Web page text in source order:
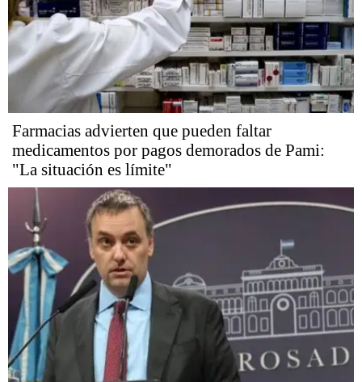
Farmacias advierten que pueden faltar
medicamentos por pagos demorados de Pami:
"La situación es límite"